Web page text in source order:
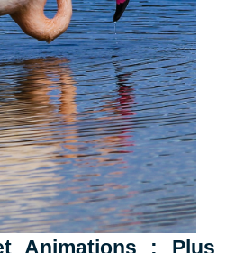
Animations : Plus